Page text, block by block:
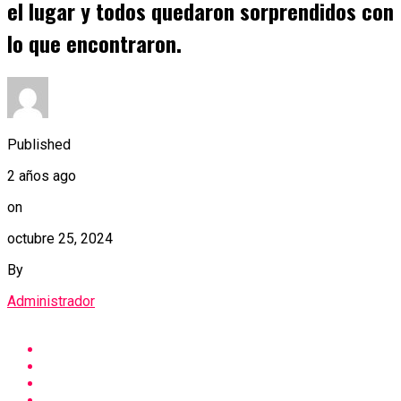
el lugar y todos quedaron sorprendidos con
lo que encontraron.
Published
2 años ago
on
octubre 25, 2024
By
Administrador